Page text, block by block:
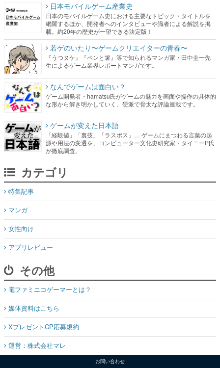
日本モバイルゲーム産業史
日本のモバイルゲーム史における主要なトピック・タイトルを
網羅するほか、開発者へのインタビューや識者による解説を掲
載。約20年の歴史が一望できる決定版！
若ゲのいたり〜ゲームクリエイターの青春〜
『うつヌケ』『ペンと箸』等で知られるマンガ家・田中圭一先
生によるゲーム業界レポートマンガです。
なんでゲームは面白い？
ゲーム開発者・hamatsu氏がゲームの魅力を画面や操作の具体的
な形から解き明かしていく、硬派で骨太な評論連載です。
ゲームが変えた日本語
「経験値」「裏技」「ラスボス」… ゲームにまつわる言葉の起
源や用法の変遷を、コンピューター文化史研究家・タイニーP氏
が徹底調査。
カテゴリ
特集記事
マンガ
女性向け
アプリレビュー
その他
電ファミニコゲーマーとは？
媒体資料はこちら
XプレゼントCP応募規約
運営：株式会社マレ
お問い合わせ